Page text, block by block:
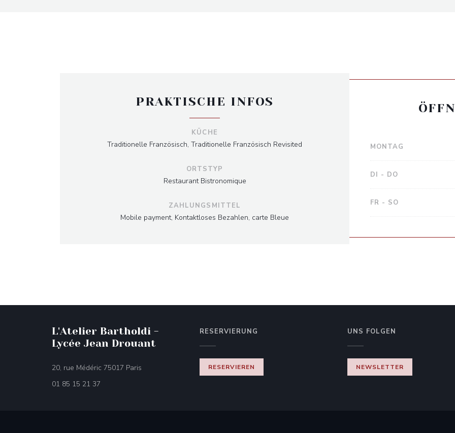
PRAKTISCHE INFOS
KÜCHE
Traditionelle Französisch, Traditionelle Französisch Revisited
ORTSTYP
Restaurant Bistronomique
ZAHLUNGSMITTEL
Mobile payment, Kontaktloses Bezahlen, carte Bleue
MONTAG
DI - DO
FR - SO
L'Atelier Bartholdi -
Lycée Jean Drouant
20, rue Médéric 75017 Paris ((öffnet ein neues Fenster))
01 85 15 21 37
RESERVIERUNG
RESERVIEREN
UNS FOLGEN
NEWSLETTER